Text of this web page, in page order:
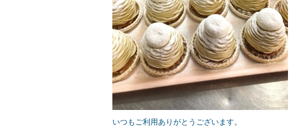
いつもご利用ありがとうございます。